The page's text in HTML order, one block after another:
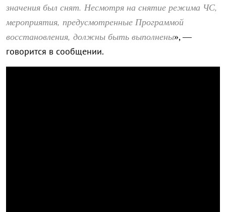
значения был снят. Несмотря на снятие режима ЧС,
мероприятия, предусмотренные Программой
восстановления, должны быть выполнены», —
говорится в сообщении.